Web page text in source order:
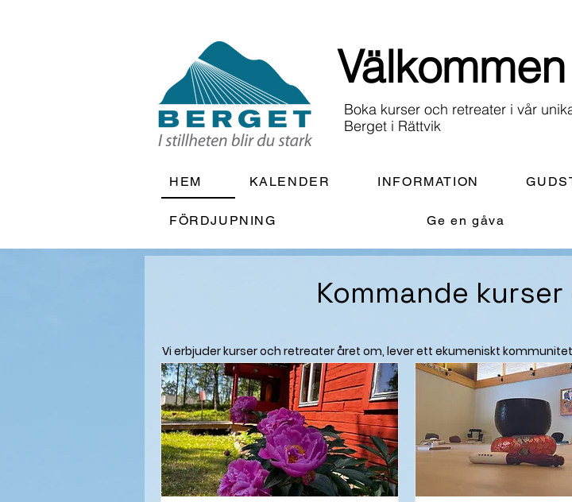
Boka kurser och retreater i vår
Berget i Rättvik
HEM KALENDER INFORMATION
FÖRDJUPNING Ge en gåva
Kommande
Vi erbjuder kurser och retreater året om, lever ett ekumeniskt